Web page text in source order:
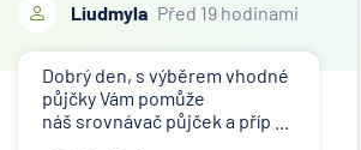
Liudmyla Před 19 hodinami
Dobrý den, s výběrem vhodné
půjčky Vám pomůže
náš srovnávač půjček a příp ...